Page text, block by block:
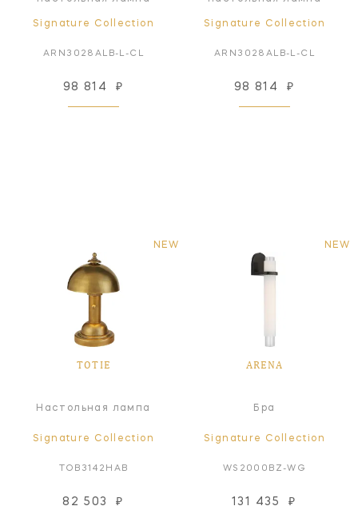
Signature Collection
ARN3028ALB-L-CL
98 814 ₽
Signature Collection
ARN3028ALB-L-CL
98 814 ₽
NEW
TOTIE
Настольная лампа
Signature Collection
TOB3142HAB
82 503 ₽
NEW
ARENA
Бра
Signature Collection
WS2000BZ-WG
131 435 ₽